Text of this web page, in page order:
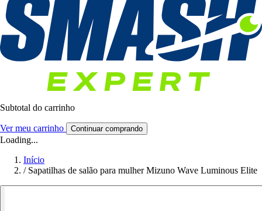
Subtotal do carrinho
Ver meu carrinho Continuar comprando
Loading...
Início
/ Sapatilhas de salão para mulher Mizuno Wave Luminous Elite